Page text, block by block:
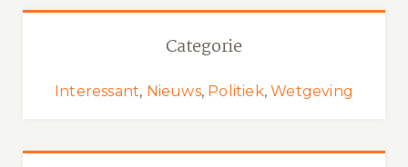
Categorie
Interessant, Nieuws, Politiek,Wetgeving